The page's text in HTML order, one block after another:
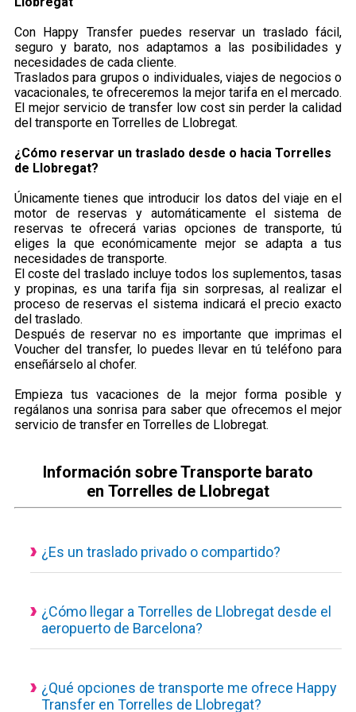
Con Happy Transfer puedes reservar un traslado fácil,
seguro y barato, nos adaptamos a las posibilidades y
necesidades de cada cliente.
Traslados para grupos o individuales, viajes de negocios o
vacacionales, te ofreceremos la mejor tarifa en el mercado.
El mejor servicio de transfer low cost sin perder la calidad
del transporte en Torrelles de Llobregat.
¿Cómo reservar un traslado desde o hacia Torrelles
de Llobregat?
Únicamente tienes que introducir los datos del viaje en el
motor de reservas y automáticamente el sistema de
reservas te ofrecerá varias opciones de transporte, tú
eliges la que económicamente mejor se adapta a tus
necesidades de transporte.
El coste del traslado incluye todos los suplementos, tasas
y propinas, es una tarifa fija sin sorpresas, al realizar el
proceso de reservas el sistema indicará el precio exacto
del traslado.
Después de reservar no es importante que imprimas el
Voucher del transfer, lo puedes llevar en tú teléfono para
enseñárselo al chofer.
Empieza tus vacaciones de la mejor forma posible y
regálanos una sonrisa para saber que ofrecemos el mejor
servicio de transfer en Torrelles de Llobregat.
Información sobre Transporte barato
en Torrelles de Llobregat
¿Es un traslado privado o compartido?
Todos nuestros servicios de transporte disponibles son
el vehículo es de uso exclusivo para ti y tus acompañantes.
¿Cómo llegar a Torrelles de Llobregat desde el
aeropuerto de Barcelona?
Traslado desde el aeropuerto a Torrelles de Llobregat con un
calculadora de reservas el tiempo estimado del trayecto, los
kilómetros hasta tú destino y el precio final a pagar.
¿Qué opciones de transporte me ofrece Happy
Transfer en Torrelles de Llobregat?